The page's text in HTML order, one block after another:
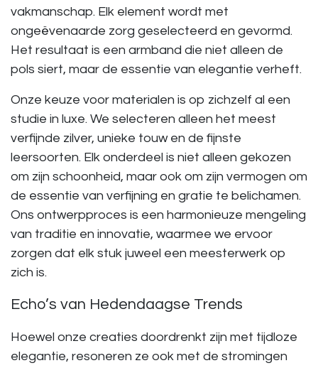
vakmanschap. Elk element wordt met
ongeëvenaarde zorg geselecteerd en gevormd.
Het resultaat is een armband die niet alleen de
pols siert, maar de essentie van elegantie verheft.
Onze keuze voor materialen is op zichzelf al een
studie in luxe. We selecteren alleen het meest
verfijnde zilver, unieke touw en de fijnste
leersoorten. Elk onderdeel is niet alleen gekozen
om zijn schoonheid, maar ook om zijn vermogen om
de essentie van verfijning en gratie te belichamen.
Ons ontwerpproces is een harmonieuze mengeling
van traditie en innovatie, waarmee we ervoor
zorgen dat elk stuk juweel een meesterwerk op
zich is.
Echo’s van Hedendaagse Trends
Hoewel onze creaties doordrenkt zijn met tijdloze
elegantie, resoneren ze ook met de stromingen